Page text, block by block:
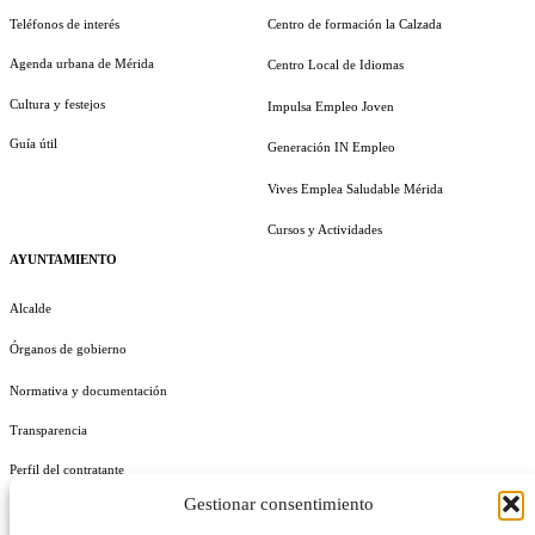
Gestionar consentimiento
Teléfonos de interés
Agenda urbana de Mérida
Cultura y festejos
Guía útil
AYUNTAMIENTO
Alcalde
Órganos de gobierno
Normativa y documentación
Transparencia
Perfil del contratante
Centro de formación la Calzada
Centro Local de Idiomas
Impulsa Empleo Joven
Generación IN Empleo
Vives Emplea Saludable Mérida
Cursos y Actividades